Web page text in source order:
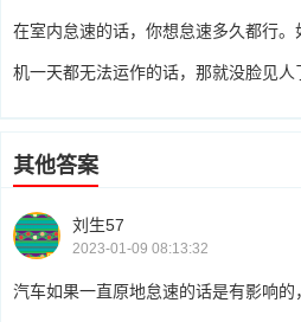
在室内怠速的话，你想怠速多久都行
机一天都无法运作的话，那就没脸见人
其他答案
刘生57
2023-01-09 08:13:32
汽车如果一直原地怠速的话是有影响